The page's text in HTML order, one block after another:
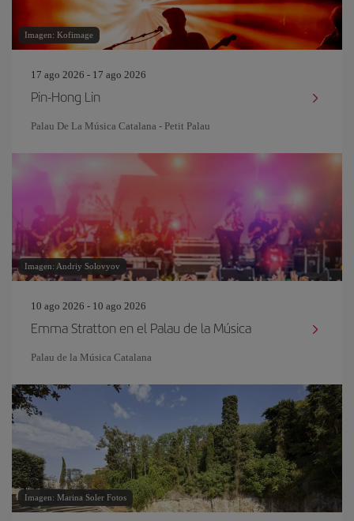
Imagen: Kofimage
17 ago 2026 - 17 ago 2026
Pin‐Hong Lin
Palau De La Música Catalana - Petit Palau
Imagen: Andriy Solovyov
10 ago 2026 - 10 ago 2026
Emma Stratton en el Palau de la Música
Palau de la Música Catalana
Imagen: Marina Soler Fotos